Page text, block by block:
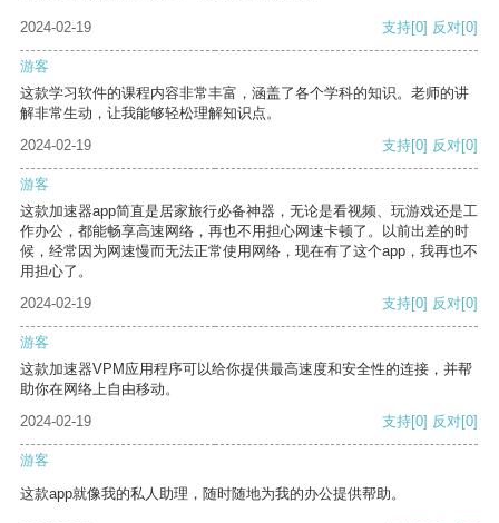
2024-02-19 支持[0] 反对[0]
游客
这款学习软件的课程内容非常丰富，涵盖了各个学科的知识。老师的讲
解非常生动，让我能够轻松理解知识点。
2024-02-19
支持[0] 反对[0]
游客
这款加速器app简直是居家旅行必备神器，无论是看视频、玩游戏还是工
作办公，都能畅享高速网络，再也不用担心网速卡顿了。以前出差的时
候，经常因为网速慢而无法正常使用网络，现在有了这个app，我再也不
用担心了。
2024-02-19
支持[0] 反对[0]
游客
这款加速器VPM应用程序可以给你提供最高速度和安全性的连接，并帮
助你在网络上自由移动。
2024-02-19
支持[0] 反对[0]
游客
这款app就像我的私人助理，随时随地为我的办公提供帮助。